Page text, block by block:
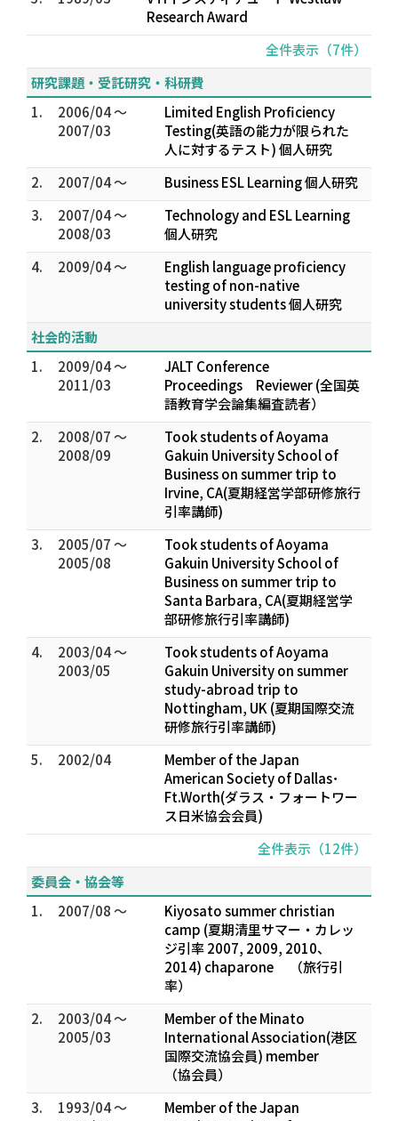
Research Award
全件表示（7件）
研究課題・受託研究・科研費
1.
2006/04 ～
2007/03
Limited English Proficiency
Testing(英語の能力が限られた
人に対するテスト) 個人研究
2.
2007/04 ～
Business ESL Learning 個人研究
3.
2007/04 ～
2008/03
Technology and ESL Learning
個人研究
4.
2009/04 ～
English language proficiency
testing of non-native
university students 個人研究
社会的活動
1.
2009/04 ～
2011/03
JALT Conference
Proceedings Reviewer (全国英
語教育学会論集編査読者）
2.
2008/07 ～
2008/09
Took students of Aoyama
Gakuin University School of
Business on summer trip to
Irvine, CA(夏期経営学部研修旅行
引率講師)
3.
2005/07 ～
2005/08
Took students of Aoyama
Gakuin University School of
Business on summer trip to
Santa Barbara, CA(夏期経営学
部研修旅行引率講師)
4.
2003/04 ～
2003/05
Took students of Aoyama
Gakuin University on summer
study-abroad trip to
Nottingham, UK (夏期国際交流
研修旅行引率講師)
5.
2002/04
Member of the Japan
American Society of Dallas･
Ft.Worth(ダラス・フォートワー
ス日米協会会員)
全件表示（12件）
委員会・協会等
1.
2007/08 ～
Kiyosato summer christian
camp (夏期清里サマー・カレッ
ジ引率 2007, 2009, 2010、
2014) chaparone （旅行引
率）
2.
2003/04 ～
2005/03
Member of the Minato
International Association(港区
国際交流協会員) member
（協会員）
3.
1993/04 ～
Member of the Japan